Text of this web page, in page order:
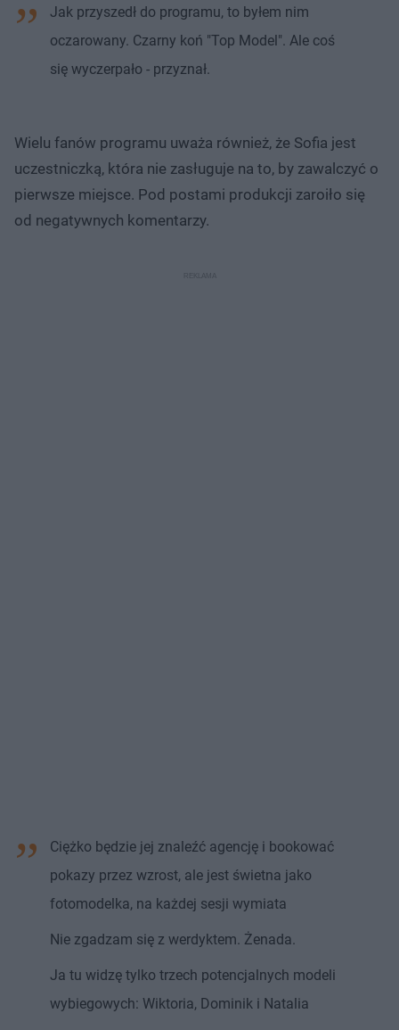
Jak przyszedł do programu, to byłem nim
oczarowany. Czarny koń "Top Model". Ale coś
się wyczerpało - przyznał.
Wielu fanów programu uważa również, że Sofia jest
uczestniczką, która nie zasługuje na to, by zawalczyć o
pierwsze miejsce. Pod postami produkcji zaroiło się
od negatywnych komentarzy.
Ciężko będzie jej znaleźć agencję i bookować
pokazy przez wzrost, ale jest świetna jako
fotomodelka, na każdej sesji wymiata
Nie zgadzam się z werdyktem. Żenada.
Ja tu widzę tylko trzech potencjalnych modeli
wybiegowych: Wiktoria, Dominik i Natalia